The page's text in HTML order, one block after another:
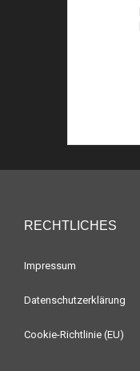
RECHTLICHES
Impressum
Datenschutzerklärung
Cookie-Richtlinie (EU)